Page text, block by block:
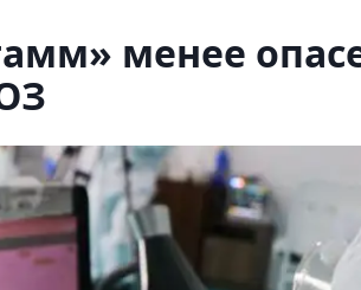
менее